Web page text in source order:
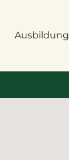
Ausbildung